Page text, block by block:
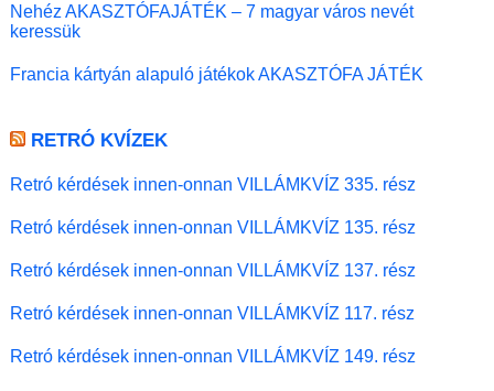
Nehéz AKASZTÓFAJÁTÉK – 7 magyar város nevét
keressük
Francia kártyán alapuló játékok AKASZTÓFA JÁTÉK
RETRÓ KVÍZEK
Retró kérdések innen-onnan VILLÁMKVÍZ 335. rész
Retró kérdések innen-onnan VILLÁMKVÍZ 135. rész
Retró kérdések innen-onnan VILLÁMKVÍZ 137. rész
Retró kérdések innen-onnan VILLÁMKVÍZ 117. rész
Retró kérdések innen-onnan VILLÁMKVÍZ 149. rész